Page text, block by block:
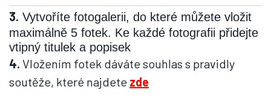
3. Vytvoříte fotogalerii, do které můžete vložit
maximálně 5 fotek. Ke každé fotografii přidejte
vtipný titulek a popisek
4. Vložením fotek dáváte souhlas s pravidly
soutěže, které najdete zde